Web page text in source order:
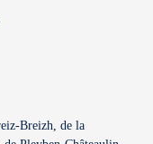
Breizh, de la